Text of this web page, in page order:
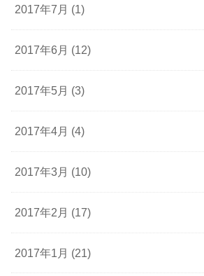
2017年7月 (1)
2017年6月 (12)
2017年5月 (3)
2017年4月 (4)
2017年3月 (10)
2017年2月 (17)
2017年1月 (21)